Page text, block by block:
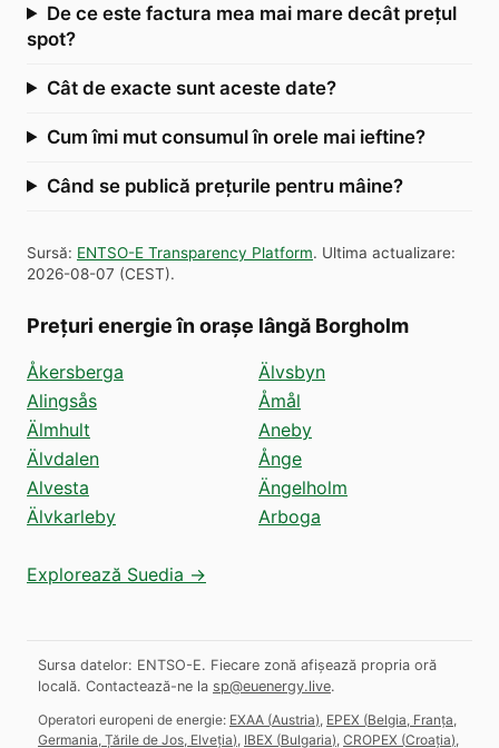
De ce este factura mea mai mare decât prețul
spot?
Cât de exacte sunt aceste date?
Cum îmi mut consumul în orele mai ieftine?
Când se publică prețurile pentru mâine?
Sursă: ENTSO-E Transparency Platform. Ultima actualizare:
2026-08-07 (CEST).
Prețuri energie în orașe lângă Borgholm
Åkersberga
Alingsås
Älmhult
Älvdalen
Alvesta
Älvkarleby
Älvsbyn
Åmål
Aneby
Ånge
Ängelholm
Arboga
Explorează Suedia →
Sursa datelor: ENTSO-E. Fiecare zonă afișează propria oră
locală. Contactează-ne la sp@euenergy.live.
Operatori europeni de energie: EXAA (Austria) EPEX (Belgia, Franța,
Germania, Țările de Jos, Elveția) IBEX (Bulgaria) CROPEX (Croația)